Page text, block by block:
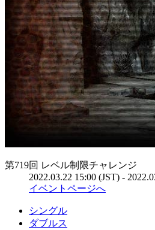
第719回 レベル制限チャレンジ
2022.03.22 15:00 (JST) -
イベントページへ
シングル
ダブルス